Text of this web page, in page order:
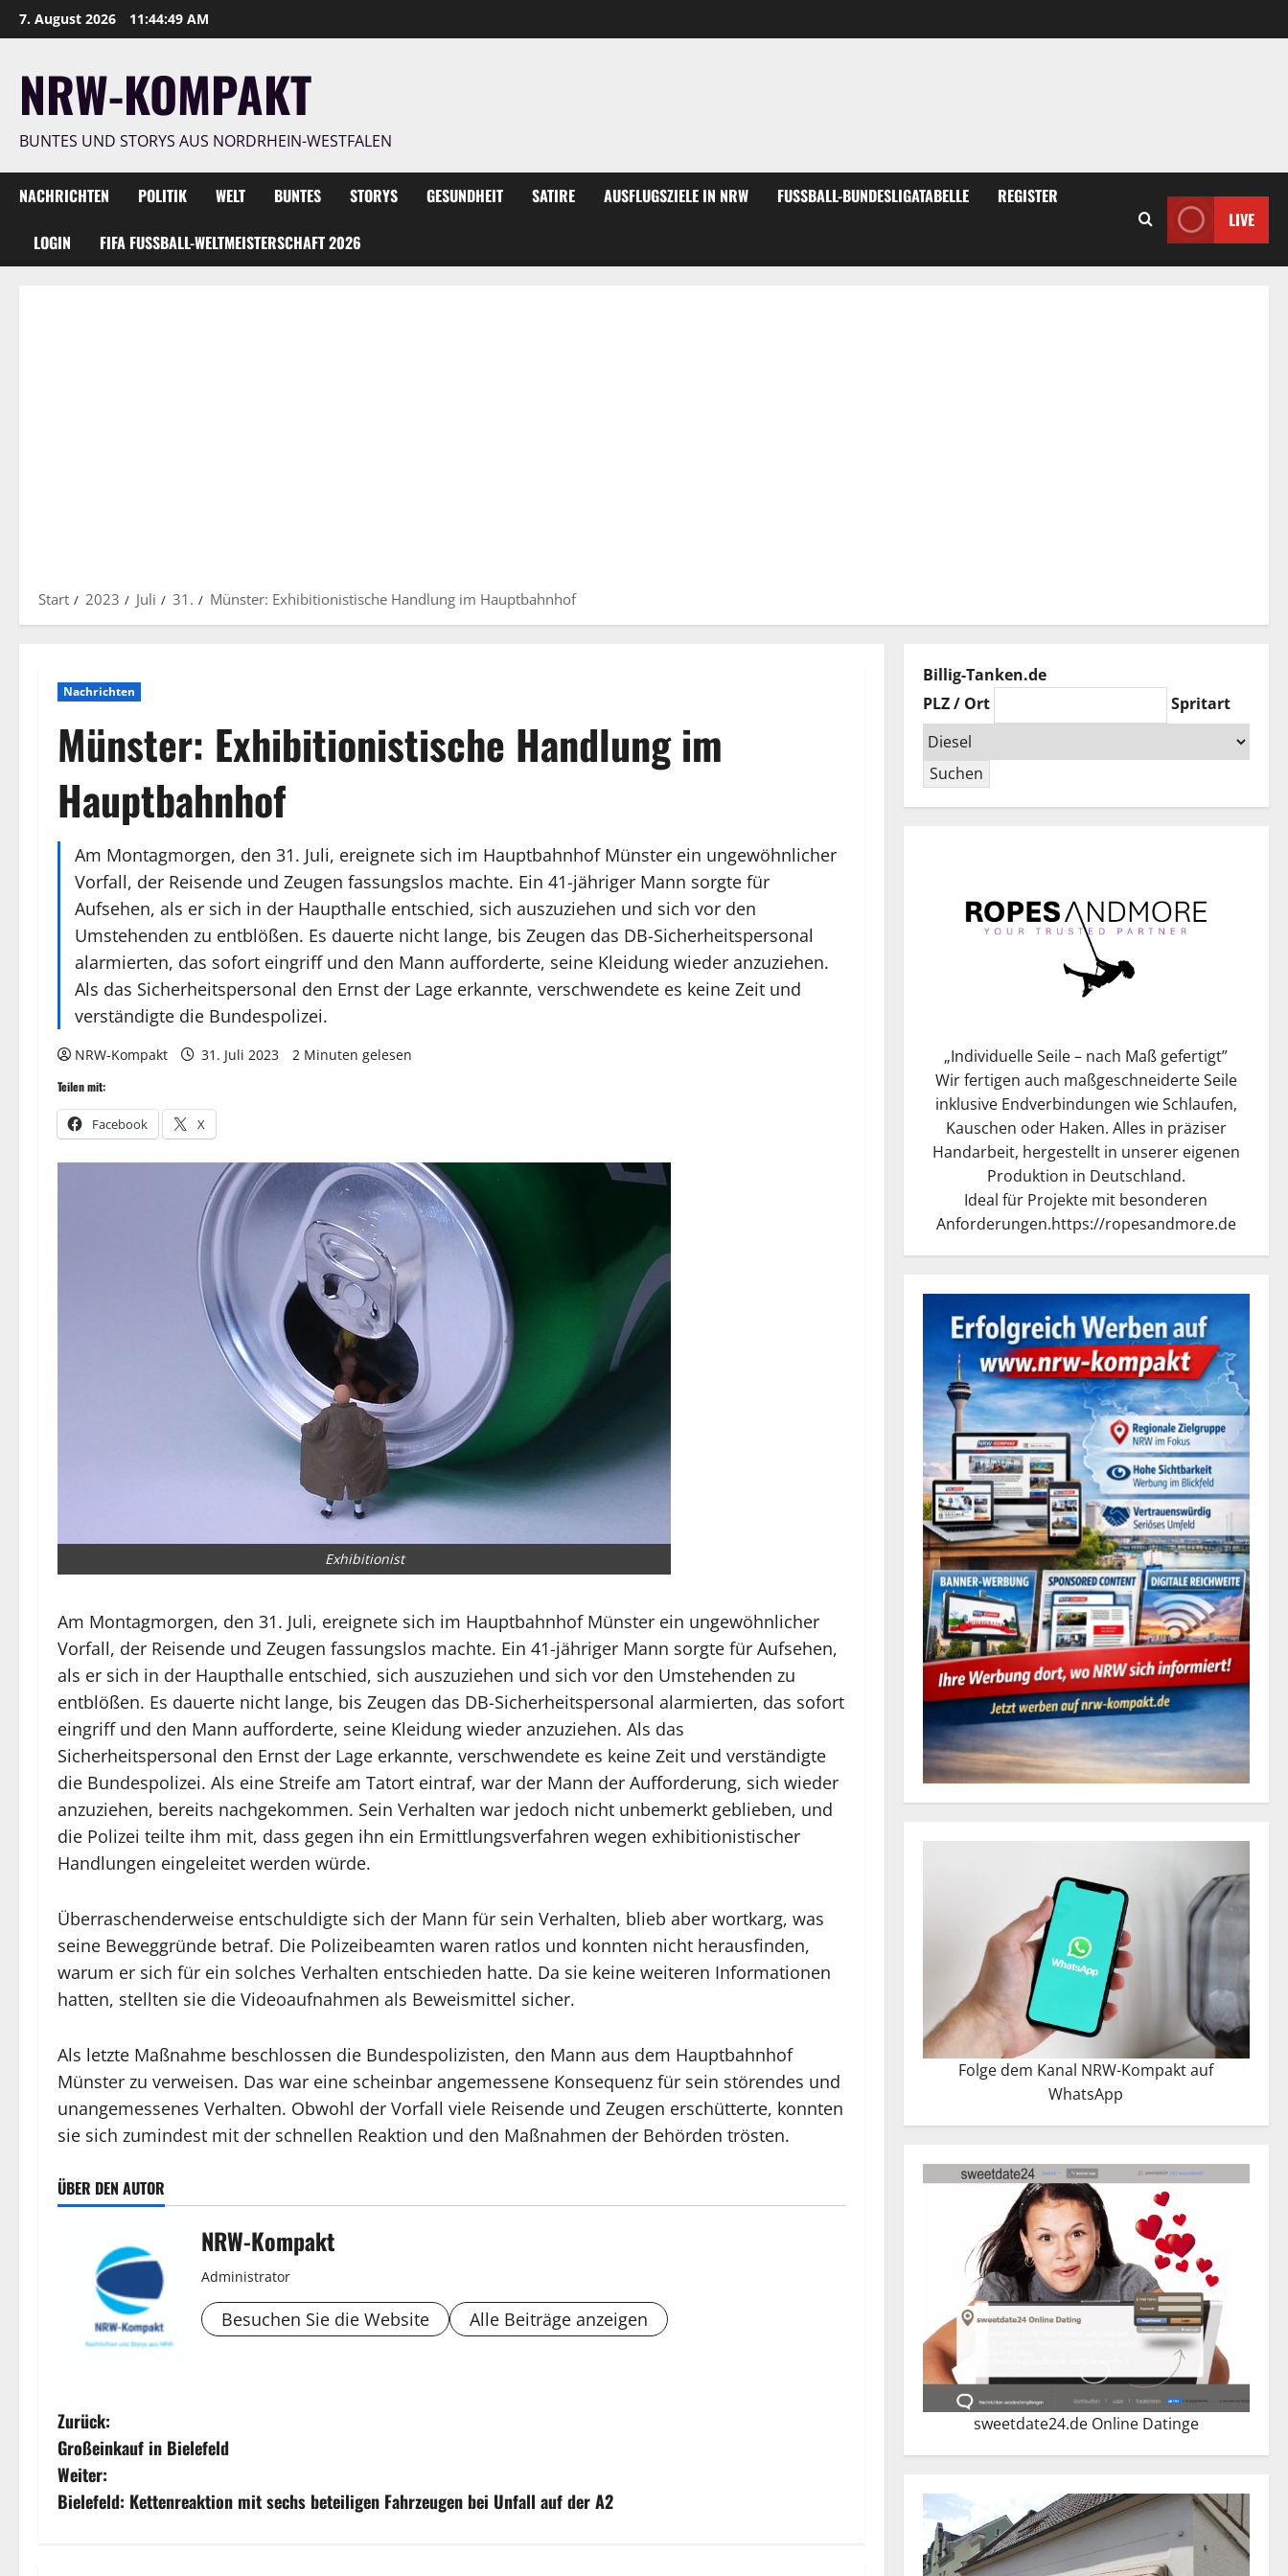
Zum
Inhalt
7. August 2026 11:44:51 AM
NRW-KOMPAKT
BUNTES UND STORYS AUS NORDRHEIN-WESTFALEN
NACHRICHTEN POLITIK WELT BUNTES STORYS GESUNDHEIT SATIRE AUSFLUGSZIELE IN NRW FUSSBALL-BUNDESLIGATABELLE REGISTER
LOGIN FIFA FUSSBALL-WELTMEISTERSCHAFT 2026
LIVE
Start 2023 Juli 31. Münster: Exhibitionistische Handlung im Hauptbahnhof
Nachrichten
Münster: Exhibitionistische Handlung im
Hauptbahnhof
Am Montagmorgen, den 31. Juli, ereignete sich im Hauptbahnhof Münster ein ungewöhnlicher
Vorfall, der Reisende und Zeugen fassungslos machte. Ein 41-jähriger Mann sorgte für
Aufsehen, als er sich in der Haupthalle entschied, sich auszuziehen und sich vor den
Umstehenden zu entblößen. Es dauerte nicht lange, bis Zeugen das DB-Sicherheitspersonal
alarmierten, das sofort eingriff und den Mann aufforderte, seine Kleidung wieder anzuziehen.
Als das Sicherheitspersonal den Ernst der Lage erkannte, verschwendete es keine Zeit und
verständigte die Bundespolizei.
NRW-Kompakt 31. Juli 2023 2 Minuten gelesen
Teilen mit:
Facebook X
Exhibitionist
Am Montagmorgen, den 31. Juli, ereignete sich im Hauptbahnhof Münster ein ungewöhnlicher
Vorfall, der Reisende und Zeugen fassungslos machte. Ein 41-jähriger Mann sorgte für Aufsehen,
als er sich in der Haupthalle entschied, sich auszuziehen und sich vor den Umstehenden zu
entblößen. Es dauerte nicht lange, bis Zeugen das DB-Sicherheitspersonal alarmierten, das sofort
eingriff und den Mann aufforderte, seine Kleidung wieder anzuziehen. Als das
Sicherheitspersonal den Ernst der Lage erkannte, verschwendete es keine Zeit und verständigte
die Bundespolizei. Als eine Streife am Tatort eintraf, war der Mann der Aufforderung, sich wieder
anzuziehen, bereits nachgekommen. Sein Verhalten war jedoch nicht unbemerkt geblieben, und
die Polizei teilte ihm mit, dass gegen ihn ein Ermittlungsverfahren wegen exhibitionistischer
Handlungen eingeleitet werden würde.
Überraschenderweise entschuldigte sich der Mann für sein Verhalten, blieb aber wortkarg, was
seine Beweggründe betraf. Die Polizeibeamten waren ratlos und konnten nicht herausfinden,
warum er sich für ein solches Verhalten entschieden hatte. Da sie keine weiteren Informationen
hatten, stellten sie die Videoaufnahmen als Beweismittel sicher.
Als letzte Maßnahme beschlossen die Bundespolizisten, den Mann aus dem Hauptbahnhof
Münster zu verweisen. Das war eine scheinbar angemessene Konsequenz für sein störendes und
unangemessenes Verhalten. Obwohl der Vorfall viele Reisende und Zeugen erschütterte, konnten
sie sich zumindest mit der schnellen Reaktion und den Maßnahmen der Behörden trösten.
ÜBER DEN AUTOR
NRW-Kompakt
Administrator
Besuchen Sie die Website Alle Beiträge anzeigen
B
e
i
Zurück:
Großeinkauf in Bielefeld
Weiter:
Bielefeld: Kettenreaktion mit sechs beteiligen Fahrzeugen bei Unfall auf der A2
Billig-Tanken.de
PLZ / Ort
Spritart
Suchen
„Individuelle Seile – nach Maß gefertigt”
Wir fertigen auch maßgeschneiderte Seile
inklusive Endverbindungen wie Schlaufen,
Kauschen oder Haken. Alles in präziser
Handarbeit, hergestellt in unserer eigenen
Produktion in Deutschland.
Ideal für Projekte mit besonderen
Anforderungen.https://ropesandmore.de
Folge dem Kanal NRW-Kompakt auf
WhatsApp
sweetdate24.de Online Datinge